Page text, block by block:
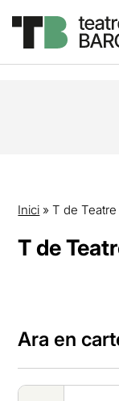
Inici »T de Teatre
T de
Ara en